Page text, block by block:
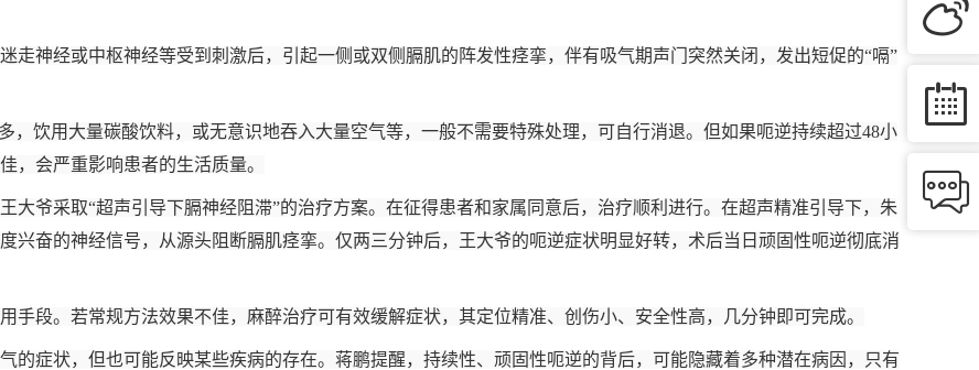
走神经或中枢神经等受到刺激后，引起一侧或双侧膈肌的阵发性痉挛，伴有吸气期声门突然关闭，发出短促的“嗝”
，饮用大量碳酸饮料，或无意识地吞入大量空气等，一般不需要特殊处理，可自行消退。但如果呃逆持续超过48小
，会严重影响患者的生活质量。
大爷采取“超声引导下膈神经阻滞”的治疗方案。在征得患者和家属同意后，治疗顺利进行。在超声精准引导下，朱
兴奋的神经信号，从源头阻断膈肌痉挛。仅两三分钟后，王大爷的呃逆症状明显好转，术后当日顽固性呃逆彻底消
手段。若常规方法效果不佳，麻醉治疗可有效缓解症状，其定位精准、创伤小、安全性高，几分钟即可完成。
的症状，但也可能反映某些疾病的存在。蒋鹏提醒，持续性、顽固性呃逆的背后，可能隐藏着多种潜在病因，只有


